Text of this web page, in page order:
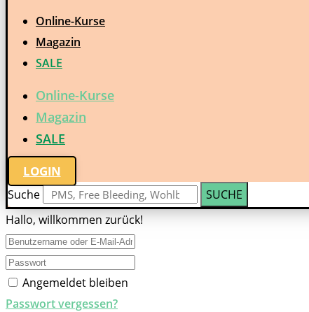
Online-Kurse
Magazin
SALE
Online-Kurse
Magazin
SALE
LOGIN
Suche
SUCHE
Hallo, willkommen zurück!
Angemeldet bleiben
Passwort vergessen?